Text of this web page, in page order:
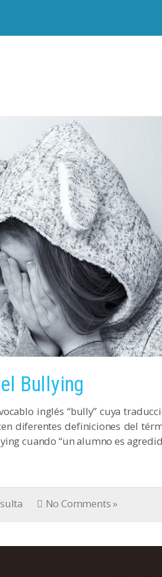
Bullying
inglés “bully” cuya
diferentes definiciones del
cuando “un alumno es
No Comments »